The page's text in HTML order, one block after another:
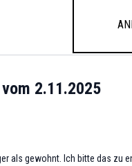
2.11.2025
als gewohnt. Ich bitte das zu